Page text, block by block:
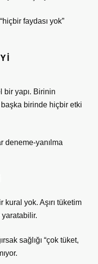
faydası yok”
bir yapı. Birinin
başka birinde hiçbir etki
deneme-yanılma
kural yok. Aşırı tüketim
yaratabilir.
sağlığı “çok tüket,